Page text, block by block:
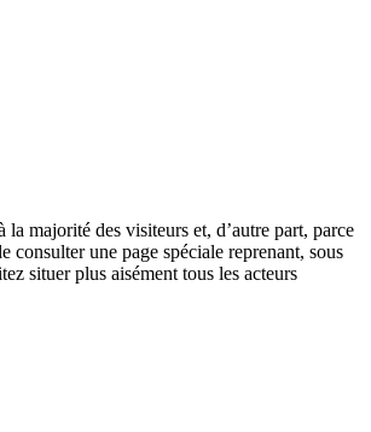
majorité des visiteurs et, d’autre part, parce
consulter une page spéciale reprenant, sous
situer plus aisément tous les acteurs